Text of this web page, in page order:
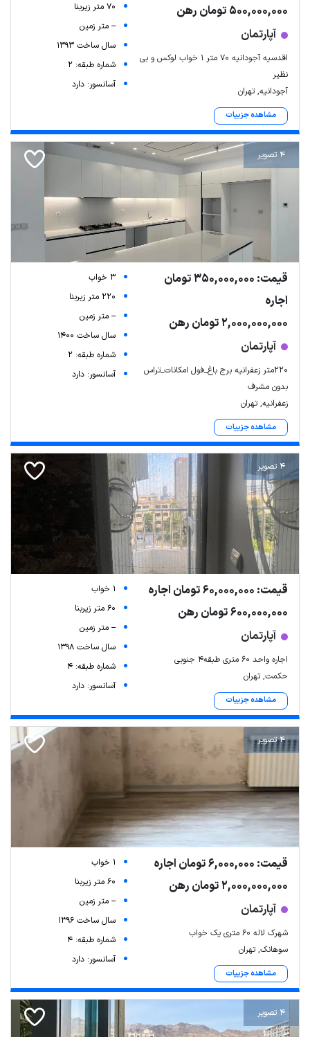
500,000,000 تومان رهن
آپارتمان
اقدسیه آجودانیه ۷۰ متر ۱ خواب لوکس و بی
نظیر
آجودانیه, تهران
مشاهده جزییات
70 متر زیربنا
-- متر زمین
سال ساخت 1393
شماره طبقه: 2
آسانسور: دارد
4 تصویر
قیمت: 350,000,000 تومان
اجاره
2,000,000,000 تومان رهن
آپارتمان
۲۲۰متر زعفرانیه برج باغ_فول امکانات_تراس
بدون مشرف
زعفرانیه, تهران
مشاهده جزییات
3 خواب
220 متر زیربنا
-- متر زمین
سال ساخت 1400
شماره طبقه: 2
آسانسور: دارد
4 تصویر
قیمت: 60,000,000 تومان اجاره
600,000,000 تومان رهن
آپارتمان
اجاره واحد ۶۰ متری طبقه۴ جنوبی
حکمت, تهران
مشاهده جزییات
1 خواب
60 متر زیربنا
-- متر زمین
سال ساخت 1398
شماره طبقه: 4
آسانسور: دارد
4 تصویر
قیمت: 6,000,000 تومان اجاره
2,000,000,000 تومان رهن
آپارتمان
شهرک لاله ۶۰ متری یک خواب
سوهانک, تهران
مشاهده جزییات
1 خواب
60 متر زیربنا
-- متر زمین
سال ساخت 1396
شماره طبقه: 4
آسانسور: دارد
4 تصویر